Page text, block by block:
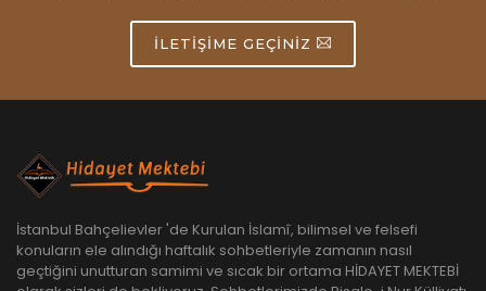
İLETIŞIME GEÇINIZ
İstanbul Bahçelievler 'de Kurulan İslamî, bilimsel ve felsefi
konuların ele alındığı haftalık sohbetleriyle zamanın nasıl
geçtiğini unutturan samimi ve sıcak bir ortama HİDAYET MEKTEBİ